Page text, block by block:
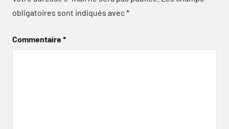
obligatoires sont indiqués avec*
Commentaire*